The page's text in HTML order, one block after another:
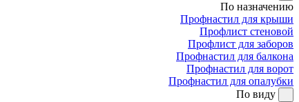
По назначению
Профнастил для крыши
Профлист стеновой
Профлист для заборов
Профнастил для балкона
Профнастил для ворот
Профнастил для опалубки
По виду